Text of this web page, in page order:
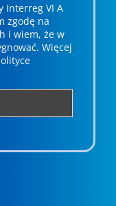
Interreg VI A
zgodę na
i wiem, że w
­­Więcej